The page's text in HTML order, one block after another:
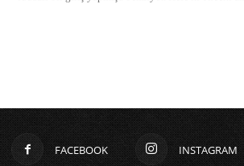
FACEBOOK INSTAGRAM